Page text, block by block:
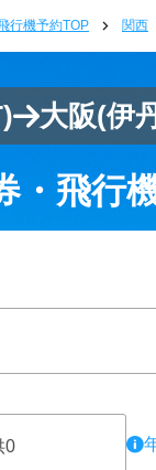
行機予約TOP 関西
大阪(伊
・飛行
0